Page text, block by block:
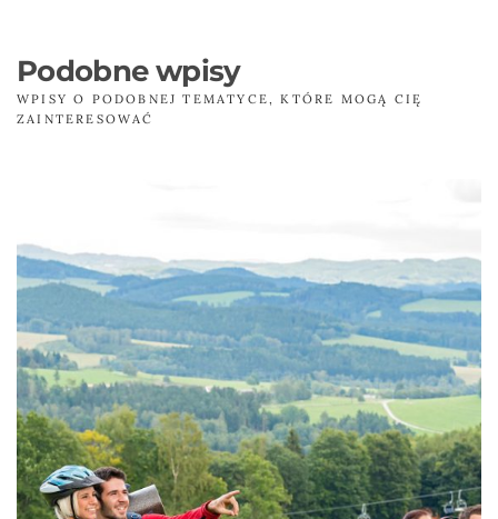
Podobne wpisy
WPISY O PODOBNEJ TEMATYCE, KTÓRE MOGĄ CIĘ
ZAINTERESOWAĆ